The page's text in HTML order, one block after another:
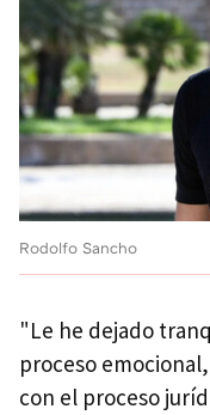
Rodolfo Sancho
"Le he dejado
proceso
con el proceso